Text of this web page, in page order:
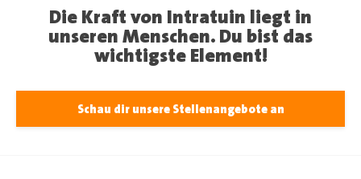
Die Kraft von Intratuin liegt in
unseren Menschen. Du bist das
wichtigste Element!
Schau dir unsere Stellenangebote an